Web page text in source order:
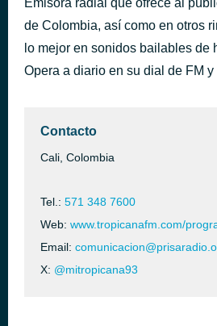
Emisora radial que ofrece al
de Colombia, así como en otros
lo mejor en sonidos bailables de
Opera a diario en su dial de FM y
Contacto
Cali, Colombia
Tel.: 571 348 7600
Web: www.tropicanafm.com/
Email:
X: @mitropicana93